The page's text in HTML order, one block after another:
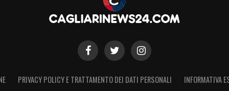
squilla di nuovo, Cossu non ci pensa
il gennaio 2008, si attende una nuova
anche grazie al suo arrivo a metà stagione:
accompagna le azioni rossoblu e riporta il
PRIVACY POLICY E TRATTAMENTO DEI DATI PERSONALI INFORMATIVA